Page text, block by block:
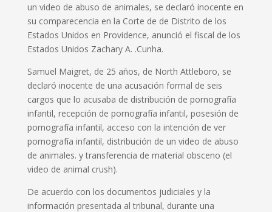
un video de abuso de animales, se declaró inocente en
su comparecencia en la Corte de de Distrito de los
Estados Unidos en Providence, anunció el fiscal de los
Estados Unidos Zachary A. .Cunha.
Samuel Maigret, de 25 años, de North Attleboro, se
declaró inocente de una acusación formal de seis
cargos que lo acusaba de distribución de pornografía
infantil, recepción de pornografía infantil, posesión de
pornografía infantil, acceso con la intención de ver
pornografía infantil, distribución de un video de abuso
de animales. y transferencia de material obsceno (el
video de animal crush).
De acuerdo con los documentos judiciales y la
información presentada al tribunal, durante una